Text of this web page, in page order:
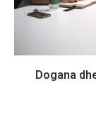
Dogana